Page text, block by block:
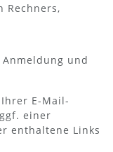
Rechners,
und
E-Mail-
einer
enthaltene Links